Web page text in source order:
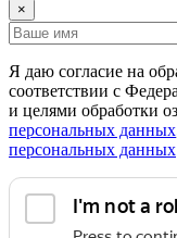
×
Я даю согласие на
соответствии с
и целями обработки
персональных данных
персональных данных